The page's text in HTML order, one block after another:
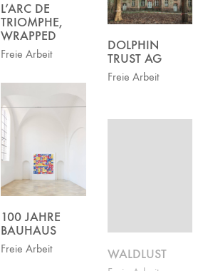
L’ARC DE
TRIOMPHE,
WRAPPED
Freie Arbeit
DOLPHIN
TRUST AG
Freie Arbeit
100 JAHRE
BAUHAUS
Freie Arbeit
Freie Arbeit